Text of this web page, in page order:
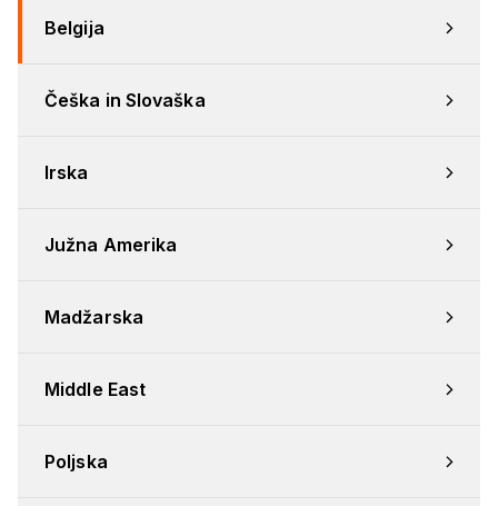
Belgija
Češka in Slovaška
Irska
Južna Amerika
Madžarska
Middle East
Poljska